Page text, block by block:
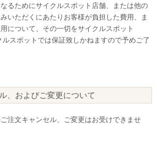
るためにサイクルスポット店舗、または他の
いただくにあたりお客様が負担した費用、ま
について、その一切をサイクルスポット
スポットでは保証致しかねますので予めご了
、およびご変更について
注文キャンセル、ご変更はお受けできませ